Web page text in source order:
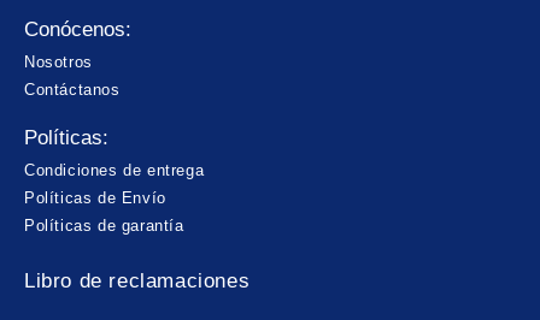
Conócenos:
Nosotros
Contáctanos
Políticas:
Condiciones de entrega
Políticas de Envío
Políticas de garantía
Libro de reclamaciones